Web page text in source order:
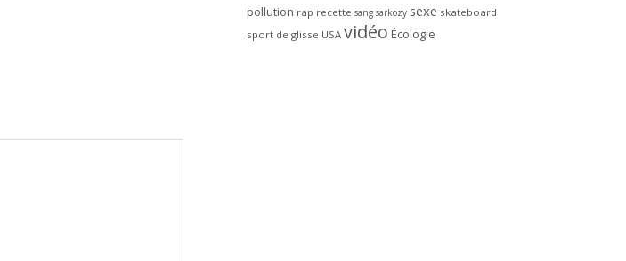
pollution rap recette sang sarkozy sexe skateboard
sport de glisse USA vidéo Écologie